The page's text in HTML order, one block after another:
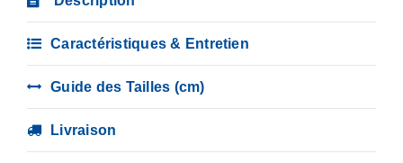
un
Caractéristiques & Entretien
Guide des Tailles (cm)
Livraison